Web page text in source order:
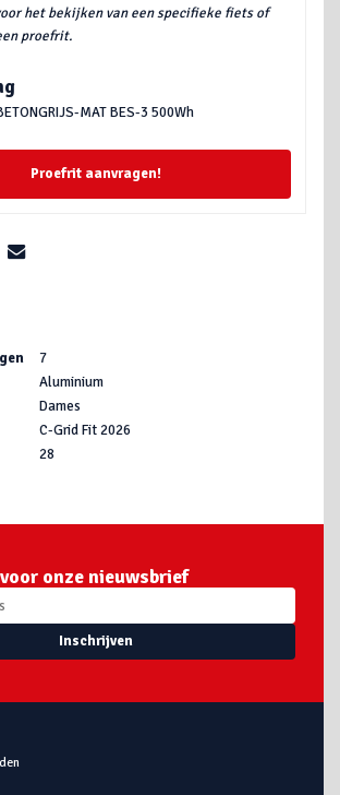
het bekijken van een specifieke fiets of
proefrit.
MAT BES-3 500Wh
Proefrit aanvragen!
7
Aluminium
Dames
C-Grid Fit 2026
28
onze nieuwsbrief
Inschrijven